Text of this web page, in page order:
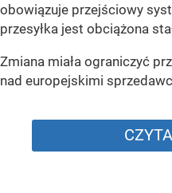
obowiązuje przejściowy
przesyłka jest obciążona
Zmiana miała ograniczyć
nad europejskimi